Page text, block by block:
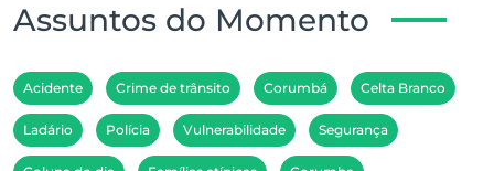
Assuntos do Momento
Acidente Crime de trânsito Corumbá Celta Branco
Ladário Polícia Vulnerabilidade Segurança